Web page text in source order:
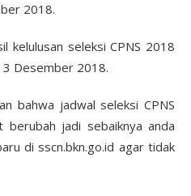
2018.
kelulusan seleksi CPNS 2018
3 Desember 2018.
bahwa jadwal seleksi CPNS
jadi sebaiknya anda
di sscn.bkn.go.id agar tidak